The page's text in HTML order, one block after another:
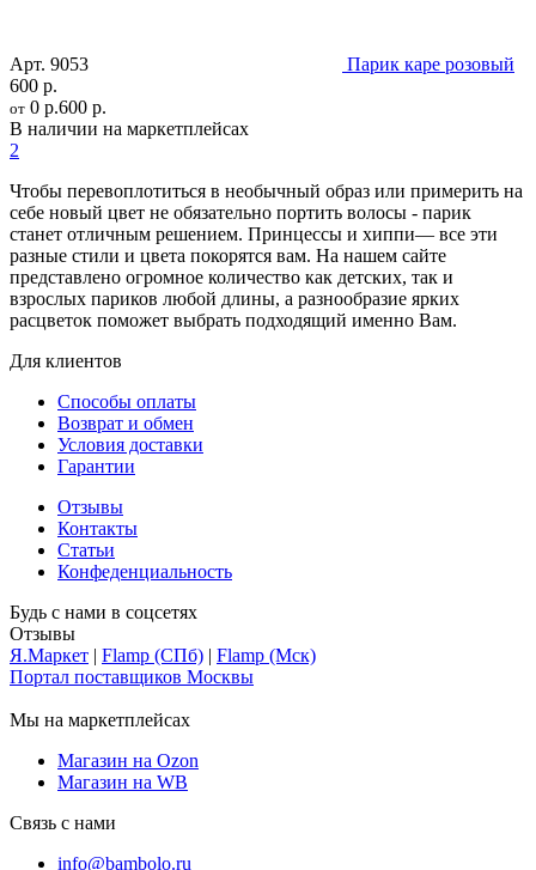
Арт. 9053
Парик каре розовый
600 р.
от 0 р.600 р.
В наличии на маркетплейсах
2
Чтобы перевоплотиться в необычный образ или примерить на
себе новый цвет не обязательно портить волосы - парик
станет отличным решением. Принцессы и хиппи— все эти
разные стили и цвета покорятся вам. На нашем сайте
представлено огромное количество как детских, так и
взрослых париков любой длины, а разнообразие ярких
расцветок поможет выбрать подходящий именно Вам.
Для клиентов
Способы оплаты
Возврат и обмен
Условия доставки
Гарантии
Отзывы
Контакты
Статьи
Конфеденциальность
Будь с нами в соцсетях
Отзывы
Я.Маркет | Flamp (СПб) | Flamp (Мск)
Портал поставщиков Москвы
Мы на маркетплейсах
Магазин на Ozon
Магазин на WB
Связь с нами
info@bambolo.ru